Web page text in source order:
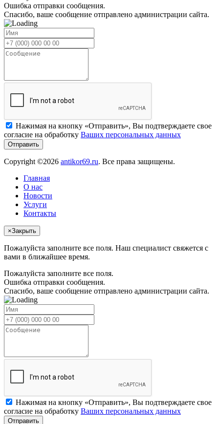
Ошибка отправки сообщения.
Спасибо, ваше сообщение отправлено администрации сайта.
Нажимая на кнопку «Отправить», Вы подтверждаете свое
согласие на обработку Ваших персональных данных
Copyright ©2026 antikor69.ru. Все права защищены.
Главная
О нас
Новости
Услуги
Контакты
×Закрыть
Пожалуйста заполните все поля. Наш специалист свяжется с
вами в ближайшее время.
Пожалуйста заполните все поля.
Ошибка отправки сообщения.
Спасибо, ваше сообщение отправлено администрации сайта.
Нажимая на кнопку «Отправить», Вы подтверждаете свое
согласие на обработку Ваших персональных данных
Отправить